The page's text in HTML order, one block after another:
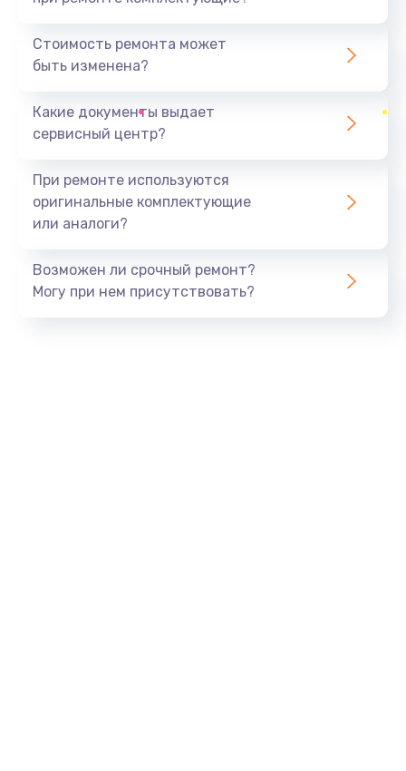
1440 руб.
Ремонт южного моста
Замена батарейки BIOS
Заказать
Стоимость ремонта может
быть изменена?
Какие документы выдает
сервисный центр?
При ремонте используются
оригинальные комплектующие
или аналоги?
Возможен ли срочный ремонт?
Могу при нем присутствовать?